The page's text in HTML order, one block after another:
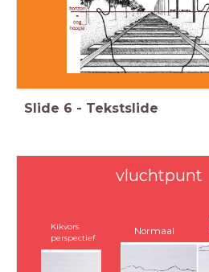
Slide 6 - Tekstslide
vluchtpunt
Kikvors
perspectief
Normaal